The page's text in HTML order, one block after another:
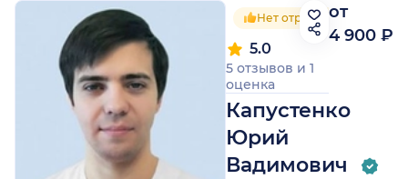
Нет отрицательных
Капустенко
Юрий
Вадимович
5.0
5 отзывов и 1
оценка
от
4 900 ₽